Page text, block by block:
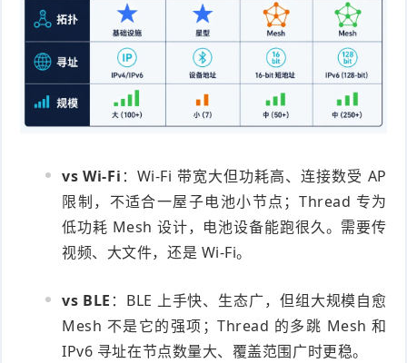
vs Wi-Fi ：Wi-Fi 带宽大但功耗高、连接数受 AP
限制，不适合一屋子电池小节点；Thread 专为
低功耗 Mesh 设计，电池设备能跑很久。需要传
视频、大文件，还是 Wi-Fi。
vs BLE ：BLE 上手快、生态广，但组大规模自愈
Mesh 不是它的强项；Thread 的多跳 Mesh 和
IPv6 寻址在节点数量大、覆盖范围广时更稳。